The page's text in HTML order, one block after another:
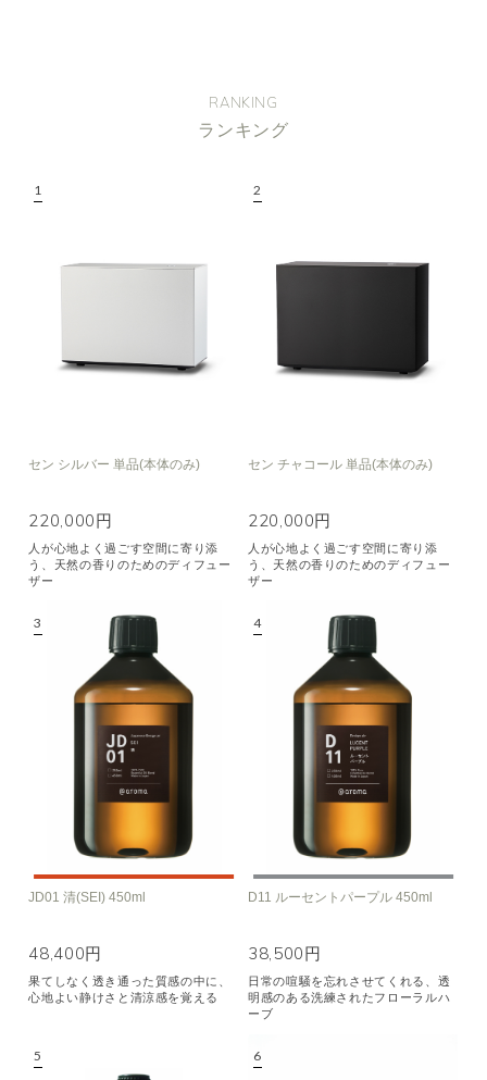
RANKING
ランキング
セン シルバー 単品(本体のみ)
220,000円
人が心地よく過ごす空間に寄り添
う、天然の香りのためのディフュー
ザー
セン チャコール 単品(本体のみ)
220,000円
人が心地よく過ごす空間に寄り添
う、天然の香りのためのディフュー
ザー
JD01 清(SEI) 450ml
48,400円
果てしなく透き通った質感の中に、
心地よい静けさと清涼感を覚える
D11 ルーセントパープル 450ml
38,500円
日常の喧騒を忘れさせてくれる、透
明感のある洗練されたフローラルハ
ーブ